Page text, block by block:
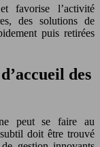
favorise l’activité
des solutions de
puis retirées
des
peut se faire au
doit être trouvé